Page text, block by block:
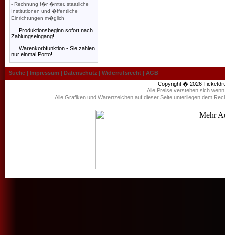
- Rechnung f�r �mter, staatliche
Institutionen und �ffentliche
Einrichtungen m�glich
Produktionsbeginn sofort nach
Zahlungseingang!
Warenkorbfunktion - Sie zahlen
nur einmal Porto!
Suche | Impressum | Datenschutz | Widerrufsrecht | AGB
Copyright � 2026
Alle Preise verstehen sich
Alle Grafiken und Warenzeichen auf dieser Seite unterliegen dem